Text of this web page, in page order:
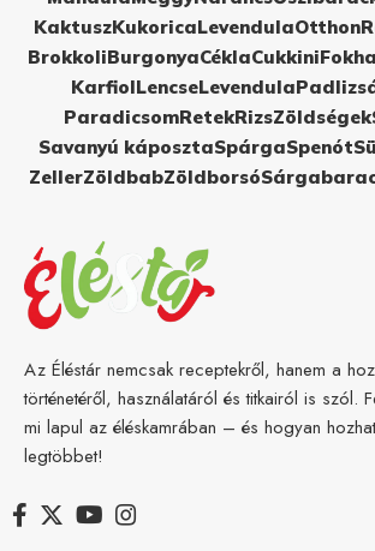
KaktuszKukoricaLevendulaOtthon
BrokkoliBurgonyaCéklaCukkini
KarfiolLencseLevendula
ParadicsomRetekRizsZöldségek
Savanyú káposztaSpárgaSpenót
ZellerZöldbabZöldborsó
Az Éléstár nemcsak receptekről, hanem a
történetéről, használatáról és titkairól is szól.
mi lapul az éléskamrában – és hogyan
legtöbbet!